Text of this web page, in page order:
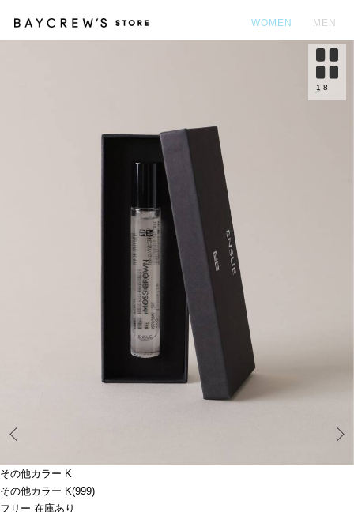
WOMEN MEN
その他カラー K
その他カラー K(999)
フリー 在庫あり
1 8